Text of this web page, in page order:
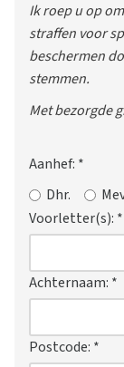
Ik roep u op
straffen voor
beschermen
stemmen.
Met bezorgde
Aanhef: *
Dhr.
Voorletter(s): *
Achternaam: *
Postcode: *